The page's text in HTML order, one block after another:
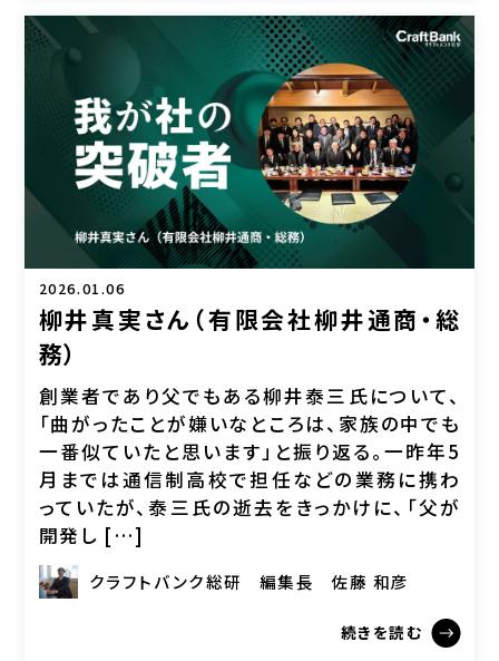
2026.01.06
柳井真実さん（有限会社柳井通商・総
務）
創業者であり父でもある柳井泰三氏について、
「曲がったことが嫌いなところは、家族の中でも
一番似ていたと思います」と振り返る。一昨年5
月までは通信制高校で担任などの業務に携わ
っていたが、泰三氏の逝去をきっかけに、「父が
開発し […]
クラフトバンク総研 編集長 佐藤 和彦
続きを読む